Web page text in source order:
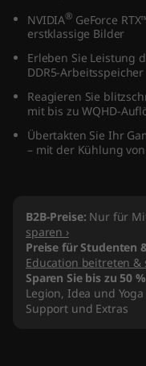
A
M
D
NVIDIA® GeForce
erstklassige Bilder
Erleben Sie Leistung
DDR5-Arbeitsspeicher
Reagieren Sie
mit bis zu WQHD-
Übertakten Sie Ihr
– mit der Kühlung
B2B-Preise: Nur für
sparen ›
Preise für Studenten
Education beitreten &
Sparen Sie bis zu 50
Legion, Idea und
Support und Extras